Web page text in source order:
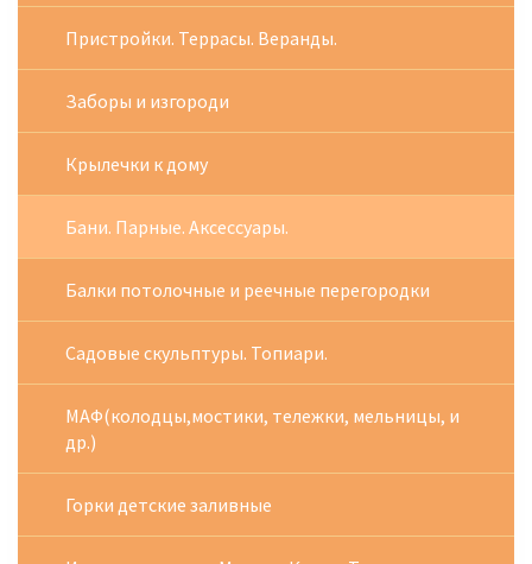
Пристройки. Террасы. Веранды.
Заборы и изгороди
Крылечки к дому
Бани. Парные. Аксессуары.
Балки потолочные и реечные перегородки
Садовые скульптуры. Топиари.
МАФ(колодцы,мостики, тележки, мельницы, и
др.)
Горки детские заливные